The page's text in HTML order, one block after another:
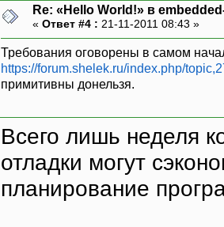
Re: «Hello World!» в
« Ответ #4 : 21-11-2011 08:43 »
Требования оговорены в самом
https://forum.shelek.ru/index.php/
примитивны донельзя.
Всего лишь неделя
отладки могут
планирование